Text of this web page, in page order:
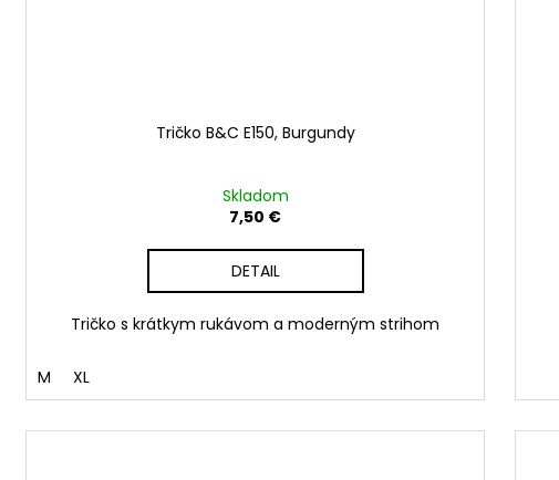
Tričko B&C E150, Burgundy
Skladom
7,50 €
DETAIL
Tričko s krátkym rukávom a moderným strihom
M XL